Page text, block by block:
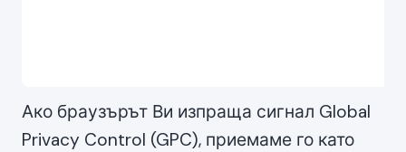
Ако браузърът Ви изпраща сигнал Global
Privacy Control (GPC), приемаме го като